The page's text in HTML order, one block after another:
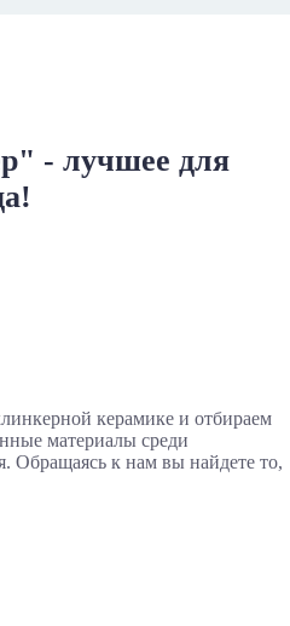
- лучшее для
керамике и отбираем
материалы среди
Обращаясь к нам вы найдете то,